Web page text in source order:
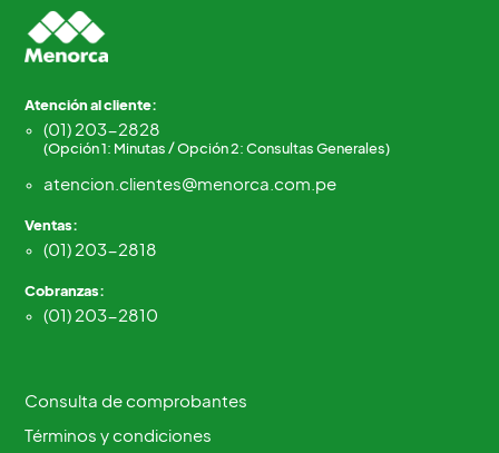
Atención al cliente:
(01) 203-2828
(Opción 1: Minutas / Opción 2: Consultas Generales)
atencion.clientes@menorca.com.pe
Ventas:
(01) 203-2818
Cobranzas:
(01) 203-2810
Consulta de comprobantes
Términos y condiciones